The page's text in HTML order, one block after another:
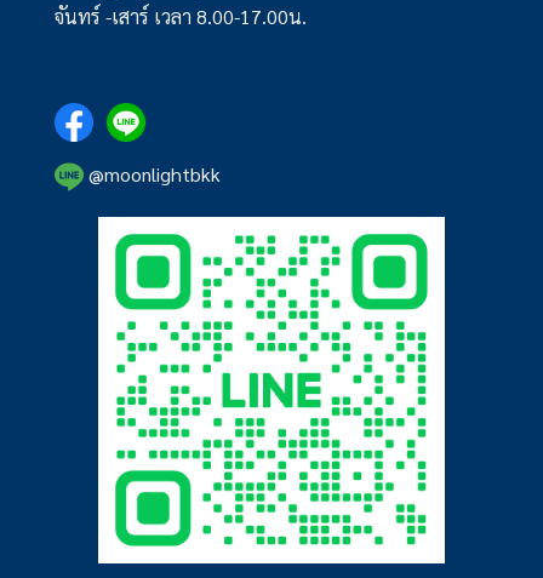
จันทร์ -เสาร์ เวลา 8.00-17.00น.
@moonlightbkk